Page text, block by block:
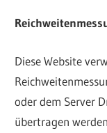
Diese Website
oder dem Server
übertragen